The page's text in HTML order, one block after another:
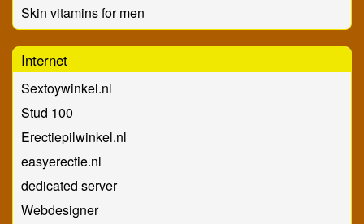
Skin vitamins for men
Internet
Sextoywinkel.nl
Stud 100
Erectiepilwinkel.nl
easyerectie.nl
dedicated server
Webdesigner